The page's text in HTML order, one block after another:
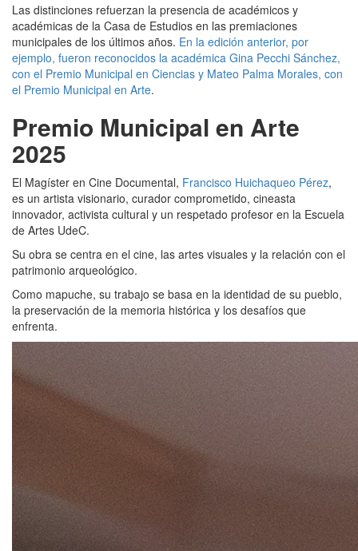
Las distinciones refuerzan la presencia de académicos y
académicas de la Casa de Estudios en las premiaciones
municipales de los últimos años. En la edición anterior, por
ejemplo, fueron reconocidos la académica Gina Pecchi Sánchez,
con el Premio Municipal en Ciencias y Mateo Palma Morales, con
el Premio Municipal en Arte.
Premio Municipal en Arte
2025
El Magíster en Cine Documental, Francisco Huichaqueo Pérez,
es un artista visionario, curador comprometido, cineasta
innovador, activista cultural y un respetado profesor en la Escuela
de Artes UdeC.
Su obra se centra en el cine, las artes visuales y la relación con el
patrimonio arqueológico.
Como mapuche, su trabajo se basa en la identidad de su pueblo,
la preservación de la memoria histórica y los desafíos que
enfrenta.